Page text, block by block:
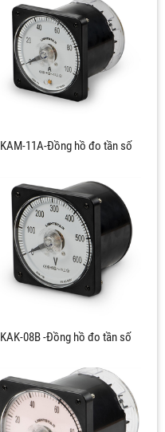
KAM-11A-Đồng hồ đo tần số
KAK-08B -Đồng hồ đo tần số